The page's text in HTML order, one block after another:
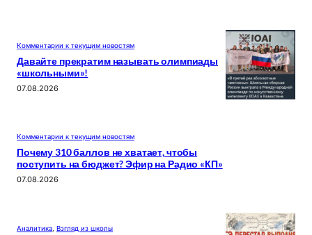
Комментарии к текущим новостям
Давайте прекратим называть олимпиады
«школьными»!
07.08.2026
Комментарии к текущим новостям
Почему 310 баллов не хватает, чтобы
поступить на бюджет? Эфир на Радио «КП»
07.08.2026
Аналитика Взгляд из школы